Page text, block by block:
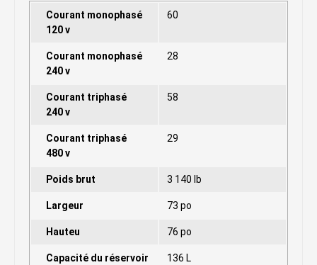
Courant monophasé
120 v
60
Courant monophasé
240 v
28
Courant triphasé
240 v
58
Courant triphasé
480 v
29
Poids brut 3 140 lb
Largeur 73 po
Hauteu 76 po
Capacité du réservoir
136 L